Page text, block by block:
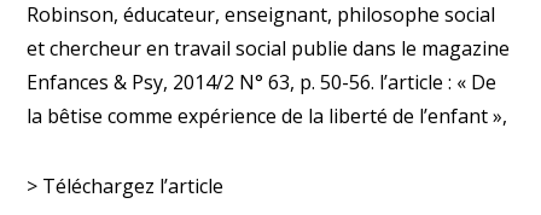
Robinson, éducateur, enseignant, philosophe social
et chercheur en travail social publie dans le magazine
Enfances & Psy, 2014/2 N° 63, p. 50-56. l’article : « De
la bêtise comme expérience de la liberté de l’enfant »,
> Téléchargez l’article